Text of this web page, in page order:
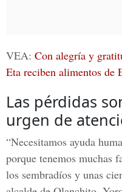
VEA: Con alegría y
Eta reciben alimentos de
Las pérdidas
urgen de
“Necesitamos ayuda
porque tenemos muchas
los sembradíos y unas